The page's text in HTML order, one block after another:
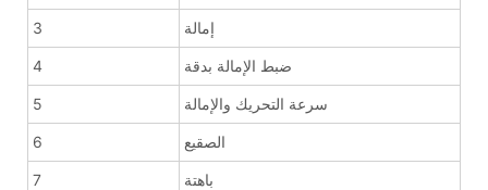
3 إمالة
4 ضبط الإمالة بدقة
5 سرعة التحريك والإمالة
6 الصقيع
7 باهتة